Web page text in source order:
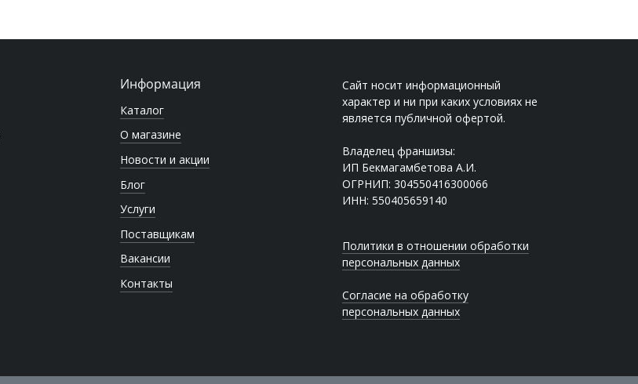
Информация
Каталог
О магазине
Новости и акции
Блог
Услуги
Поставщикам
Вакансии
Контакты
Сайт носит информационный
характер и ни при каких условиях не
является публичной офертой.
Владелец франшизы:
ИП Бекмагамбетова А.И.
ОГРНИП: 304550416300066
ИНН: 550405659140
Политики в отношении обработки
персональных данных
Согласие на обработку
персональных данных